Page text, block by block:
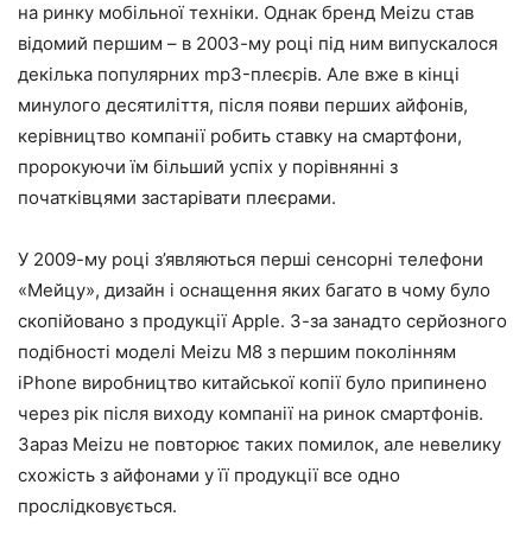
на ринку мобільної техніки. Однак бренд Meizu став
відомий першим – в 2003-му році під ним випускалося
декілька популярних mp3-плеєрів. Але вже в кінці
минулого десятиліття, після появи перших айфонів,
керівництво компанії робить ставку на смартфони,
пророкуючи їм більший успіх у порівнянні з
початківцями застарівати плеєрами.
У 2009-му році з’являються перші сенсорні телефони
«Мейцу», дизайн і оснащення яких багато в чому було
скопійовано з продукції Apple. З-за занадто серйозного
подібності моделі Meizu M8 з першим поколінням
iPhone виробництво китайської копії було припинено
через рік після виходу компанії на ринок смартфонів.
Зараз Meizu не повторює таких помилок, але невелику
схожість з айфонами у її продукції все одно
прослідковується.